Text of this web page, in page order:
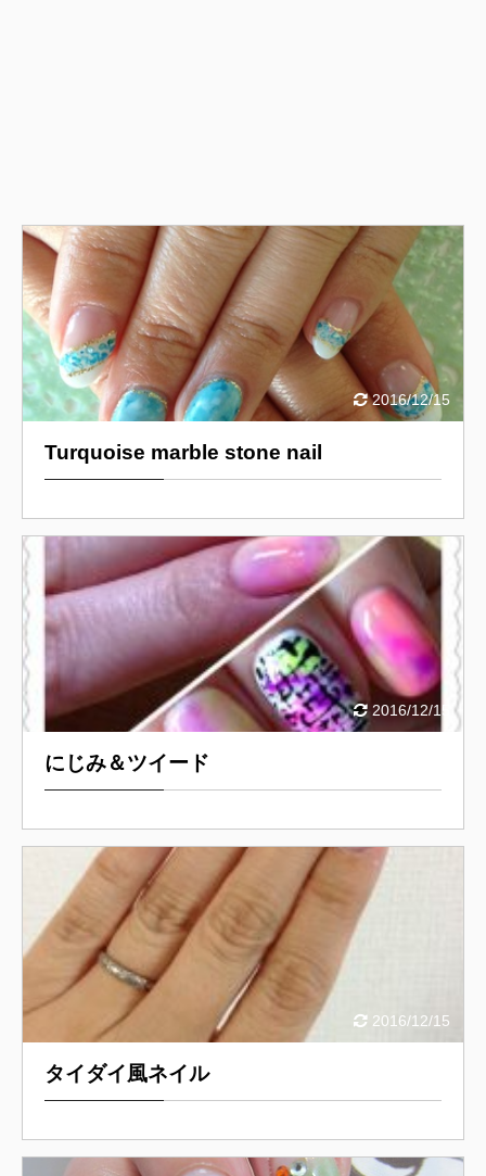
2016/12/15
Turquoise marble stone nail
2016/12/15
にじみ＆ツイード
2016/12/15
タイダイ風ネイル